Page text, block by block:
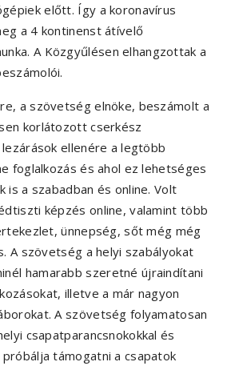
előtt. Így a koronavírus
a 4 kontinenst átívelő
A Közgyűlésen elhangzottak a
a szövetség elnöke, beszámolt a
korlátozott cserkész
ellenére a legtöbb
foglalkozás és ahol ez lehetséges
is a szabadban és online. Volt
képzés online, valamint több
ünnepség, sőt még még
A szövetség a helyi szabályokat
hamarabb szeretné újraindítani
illetve a már nagyon
A szövetség folyamatosan
csapatparancsnokokkal és
támogatni a csapatok